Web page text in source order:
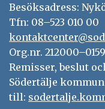
Besöksadress:
Tfn: 08–523 010 00
Org.nr. 212000–0159
Remisser, beslut
Södertälje
till: